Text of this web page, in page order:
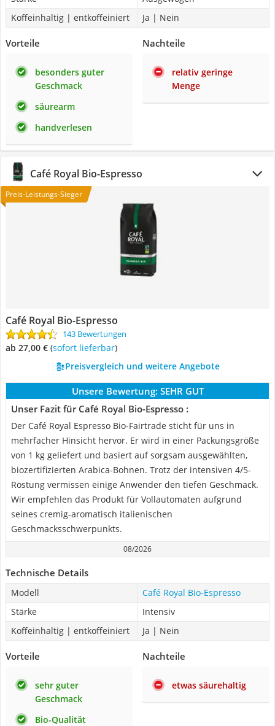
Koffeinhaltig | entkoffeiniert
Ja | Nein
Vorteile
besonders guter
Geschmack
säurearm
handverlesen
Nachteile
relativ geringe
Menge
Café Royal Bio-Espresso
Preis-Leistungs-Sieger
Café Royal Bio-Espresso
143 Bewertungen
ab 27,00 € ( Sofort lieferbar)
Preisvergleich und weitere Angebote
Unsere Bewertung: SEHR GUT
Unser Fazit für Café Royal Bio-Espresso :
Der Café Royal Espresso Bio-Fairtrade sticht für uns in
mehrfacher Hinsicht hervor. Er wird in einer Packungsgröße
von 1 kg geliefert und basiert auf sorgsam ausgewählten,
biozertifizierten Arabica-Bohnen. Trotz der intensiven 4/5-
Röstung vermissen einige Anwender den tiefen Geschmack.
Wir empfehlen das Produkt für Vollautomaten aufgrund
seines cremig-aromatisch italienischen
Geschmacksschwerpunkts.
08/2026
Technische Details
Modell
Café Royal Bio-Espresso
Stärke
Intensiv
Koffeinhaltig | entkoffeiniert
Ja | Nein
Vorteile
sehr guter
Geschmack
Bio-Qualität
Nachteile
etwas säurehaltig